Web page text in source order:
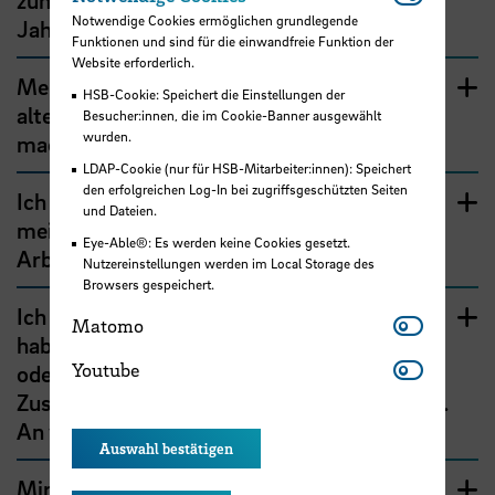
Jahres-Frist kündigen?
Meine aktuelle Vereinbarung zur
alternierenden Telearbeit läuft bald aus. Was
mache ich jetzt?
Ich wechsele den Arbeitsbereich. Gelten
meine Vereinbarungen zur ortsflexiblen
Arbeit fort?
Ich bin Vorgesetzte bzw. Vorgesetzter und
habe Fragen zu dem Vereinbarungsgespräch
oder zu meiner Verantwortung im
Zusammenhang mit der ortsflexiblen Arbeit.
An wen kann ich mich wenden?
Mir ist aufgefallen, dass die beiden
Notwendige Cookies ermöglichen grundlegende
Funktionen und sind für die einwandfreie Funktion der
Website erforderlich.
HSB-Cookie: Speichert die Einstellungen der
Besucher:innen, die im Cookie-Banner ausgewählt
wurden.
LDAP-Cookie (nur für HSB-Mitarbeiter:innen): Speichert
den erfolgreichen Log-In bei zugriffsgeschützten Seiten
und Dateien.
Eye-Able®: Es werden keine Cookies gesetzt.
Nutzereinstellungen werden im Local Storage des
Browsers gespeichert.
Matomo Matomo
Youtube Youtube
Auswahl bestätigen